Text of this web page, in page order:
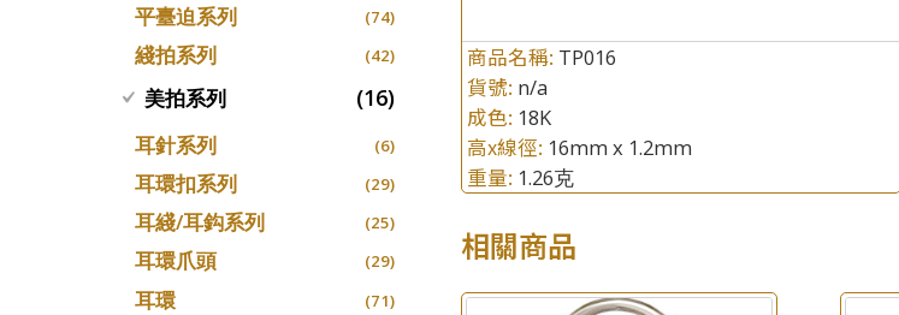
*你的名字
商品名稱: TP016
貨號: n/a
成色: 18K
高x線徑: 16mm x 1.2mm
重量: 1.26克
相關商品
十字錘打鏈系列 (17)
側身車花鏈系列 (8)
側身鏈系列 (9)
肖邦鏈系列
雙十字鏈系列
水波鏈系列
蛇骨鏈系列
鏈尾系列
平臺迫系列 (74)
綫拍系列 (42)
美拍系列 (16)
耳針系列 (6)
耳環扣系列 (29)
耳綫/耳鈎系列 (25)
耳環爪頭 (29)
耳環 (71)